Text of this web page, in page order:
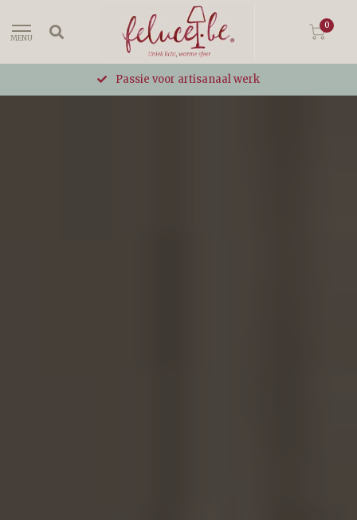
MENU
0
Gemakkelijk bestellen met Shoplogin